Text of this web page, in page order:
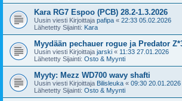
Kara RG7 Espoo (PCB) 28.2-1.3.2026
Uusin viesti Kirjoittaja pafipa « 22:33 05.02.2026
Lähetetty Sijainti: Kara
Myydään pechauer rogue ja Predator
Uusin viesti Kirjoittaja jarski « 11:33 27.01.2026
Lähetetty Sijainti: Osto & Myynti
Myyty: Mezz WD700 wavy shafti
Uusin viesti Kirjoittaja Bilisleuka « 09:30 20.01.2026
Lähetetty Sijainti: Osto & Myynti